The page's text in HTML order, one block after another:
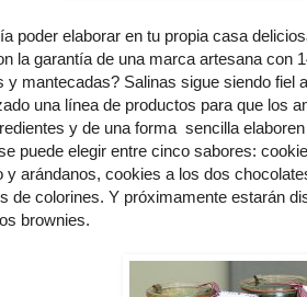
poder elaborar en tu propia casa
la garantía de una marca artesana con
y mantecadas? Salinas sigue siendo fiel
una línea de productos para que los
y de una forma sencilla
puede elegir entre cinco sabores:
y arándanos, cookies a los dos
de colorines. Y próximamente estarán
brownies.